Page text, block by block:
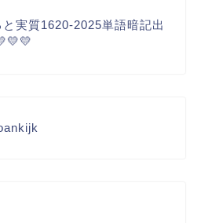
実質1620-2025単語暗記出